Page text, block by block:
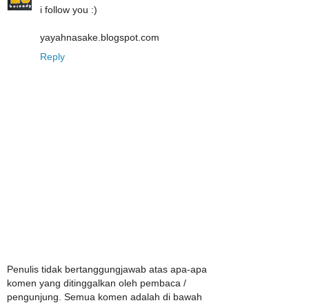
i follow you :)
yayahnasake.blogspot.com
Reply
Penulis tidak bertanggungjawab atas apa-apa
komen yang ditinggalkan oleh pembaca /
pengunjung. Semua komen adalah di bawah